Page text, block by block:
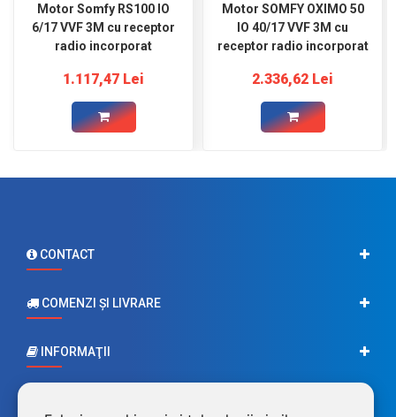
Motor Somfy RS100 IO
6/17 VVF 3M cu receptor
radio incorporat
1.117,47 Lei
Motor SOMFY OXIMO 50
IO 40/17 VVF 3M cu
receptor radio incorporat
2.336,62 Lei
CONTACT
COMENZI ŞI LIVRARE
INFORMAŢII